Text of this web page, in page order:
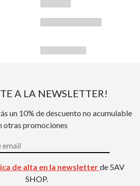
A LA NEWSLETTER!
un 10% de descuento no acumulable
otras promociones
de alta en la newsletterde 5AV
SHOP.